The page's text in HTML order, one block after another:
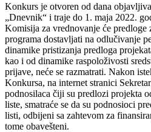
Konkurs je otvoren od dana
„Dnevnik“ i traje do 1. maja 2022.
Komisija za vrednovanje će predloge
programa dostavljati na odlučivanje
dinamike pristizanja predloga
kao i od dinamike raspoloživosti
prijave, neće se razmatrati. Nakon
Konkursa, na internet stranici
podnosilaca čiji su predlozi projekta
liste, smatraće se da su podnosioci
listi, odbijeni sa zahtevom za
tome obavešteni.